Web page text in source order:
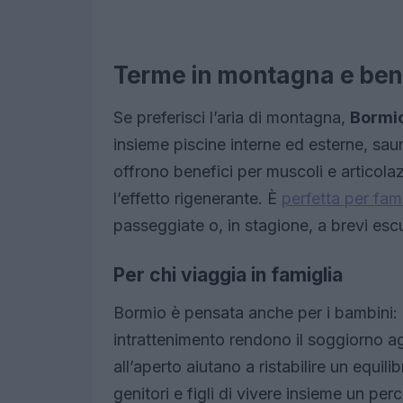
Terme in montagna e
Se preferisci l’aria di montagna,
insieme piscine interne ed esterne,
offrono benefici per muscoli e
l’effetto rigenerante. È perfetta per
passeggiate o, in stagione, a brevi
Per chi viaggia in famiglia
Bormio è pensata anche per i
intrattenimento rendono il soggiorno
all’aperto aiutano a ristabilire un
genitori e figli di vivere insieme un